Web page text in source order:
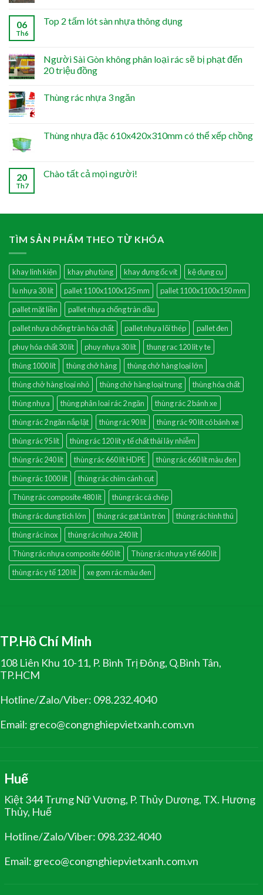
06
Th6
Top 2 tấm lót sàn nhựa thông dụng
Người Sài Gòn không phân loại rác sẽ bị phạt đến
20 triệu đồng
Thùng rác nhựa 3 ngăn
Thùng nhựa đặc 610x420x310mm có thể xếp chồng
20
Th7
Chào tất cả mọi người!
TÌM SẢN PHẨM THEO TỪ KHÓA
khay linh kiện khay phụ tùng khay đựng ốc vít
kệ dụng cụ
lu nhựa 30 lít
pallet 1100x1100x125 mm
pallet 1100x1100x150 mm
pallet mặt liền
pallet nhựa chống tràn dầu
pallet nhựa chống tràn hóa chất
pallet nhựa lõi thép
pallet đen
phuy hóa chất 30 lít
phuy nhựa 30 lít
thung rac 120 lit y te
thùng 1000 lít
thùng chở hàng
thùng chở hàng loại lớn
thùng chở hàng loại nhỏ
thùng chở hàng loại trung
thùng hóa chất
thùng nhựa
thùng phân loai rác 2 ngăn
thùng rác 2 bánh xe
thùng rác 2 ngăn nắp lật
thùng rác 90 lít
thùng rác 90 lít có bánh xe
thùng rác 95 lít
thùng rác 120 lít y tế chất thải lây nhiễm
thùng rác 240 lít
thùng rác 660 lít HDPE
thùng rác 660 lít màu đen
thùng rác 1000 lít
thùng rác chim cánh cụt
Thùng rác composite 480 lít
thùng rác cá chép
thùng rác dung tích lớn
thùng rác gạt tàn tròn
thùng rác hình thú
thùng rác inox
thùng rác nhựa 240 lít
Thùng rác nhựa composite 660 lít
Thùng rác nhựa y tế 660 lít
thùng rác y tế 120 lít
xe gom rác màu đen
TP.Hồ Chí Minh
108 Liên Khu 10-11, P. Bình Trị Đông, Q.Bình Tân,
TP.HCM
Hotline/Zalo/Viber: 098.232.4040
Email: greco@congnghiepvietxanh.com.vn
Huế
Kiệt 344 Trưng Nữ Vương, P. Thủy Dương, TX. Hương
Thủy, Huế
Hotline/Zalo/Viber: 098.232.4040
Email: greco@congnghiepvietxanh.com.vn